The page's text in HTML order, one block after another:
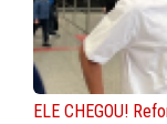
ELE CHEGOU!